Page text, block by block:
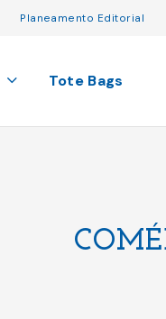
Planeamento Editorial
Tote Bags